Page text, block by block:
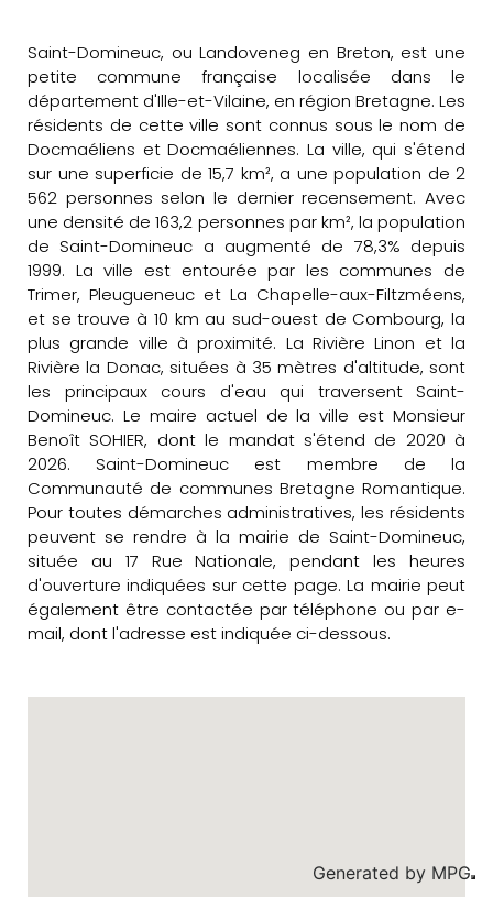
Saint-Domineuc, ou Landoveneg en Breton, est une
petite commune française localisée dans le
département d'Ille-et-Vilaine, en région Bretagne. Les
résidents de cette ville sont connus sous le nom de
Docmaéliens et Docmaéliennes. La ville, qui s'étend
sur une superficie de 15,7 km², a une population de 2
562 personnes selon le dernier recensement. Avec
une densité de 163,2 personnes par km², la population
de Saint-Domineuc a augmenté de 78,3% depuis
1999. La ville est entourée par les communes de
Trimer, Pleugueneuc et La Chapelle-aux-Filtzméens,
et se trouve à 10 km au sud-ouest de Combourg, la
plus grande ville à proximité. La Rivière Linon et la
Rivière la Donac, situées à 35 mètres d'altitude, sont
les principaux cours d'eau qui traversent Saint-
Domineuc. Le maire actuel de la ville est Monsieur
Benoît SOHIER, dont le mandat s'étend de 2020 à
2026. Saint-Domineuc est membre de la
Communauté de communes Bretagne Romantique.
Pour toutes démarches administratives, les résidents
peuvent se rendre à la mairie de Saint-Domineuc,
située au 17 Rue Nationale, pendant les heures
d'ouverture indiquées sur cette page. La mairie peut
également être contactée par téléphone ou par e-
mail, dont l'adresse est indiquée ci-dessous.
Generated by MPG